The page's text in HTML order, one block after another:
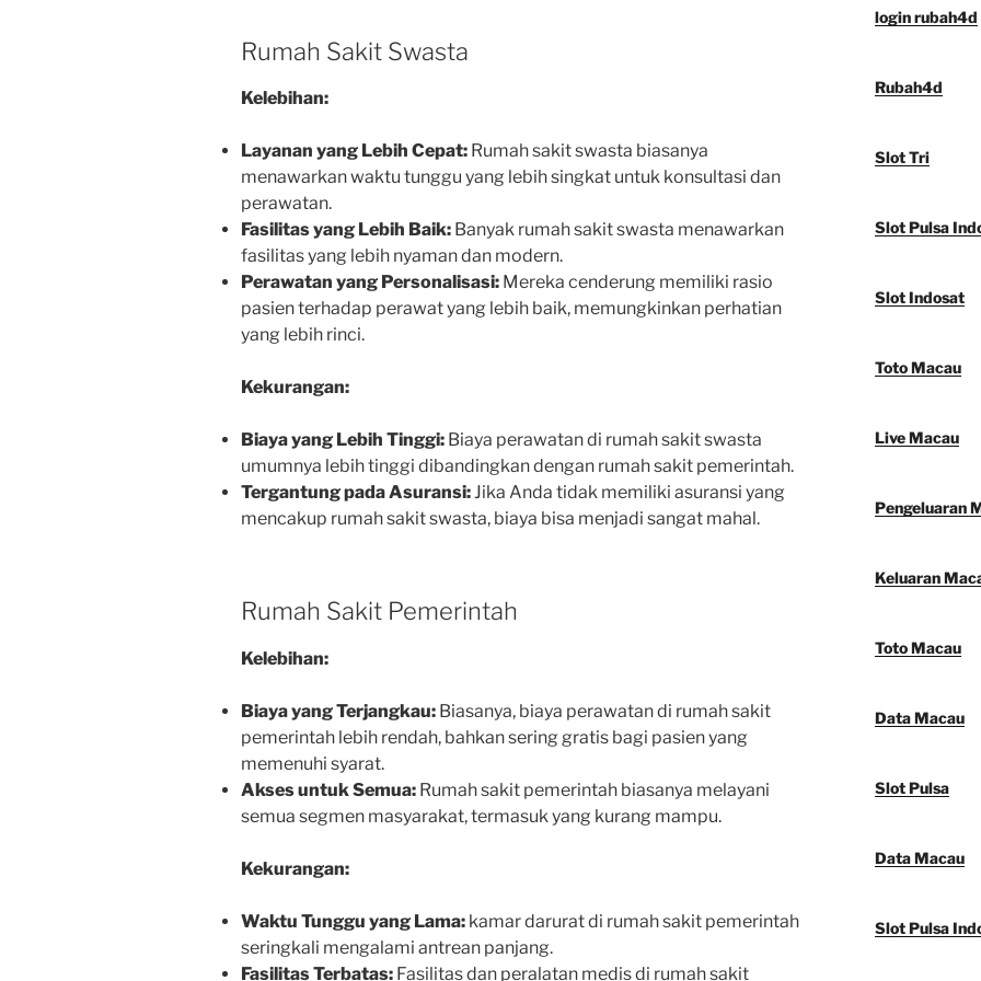
Rumah Sakit Swasta
Kelebihan:
Layanan yang Lebih Cepat: Rumah sakit swasta biasanya
menawarkan waktu tunggu yang lebih singkat untuk konsultasi dan
perawatan.
Fasilitas yang Lebih Baik: Banyak rumah sakit swasta menawarkan
fasilitas yang lebih nyaman dan modern.
Perawatan yang Personalisasi: Mereka cenderung memiliki rasio
pasien terhadap perawat yang lebih baik, memungkinkan perhatian
yang lebih rinci.
Kekurangan:
Biaya yang Lebih Tinggi: Biaya perawatan di rumah sakit swasta
umumnya lebih tinggi dibandingkan dengan rumah sakit pemerintah.
Tergantung pada Asuransi:Jika Anda tidak memiliki asuransi yang
mencakup rumah sakit swasta, biaya bisa menjadi sangat mahal.
Rumah Sakit Pemerintah
Kelebihan:
Biaya yang Terjangkau: Biasanya, biaya perawatan di rumah sakit
pemerintah lebih rendah, bahkan sering gratis bagi pasien yang
memenuhi syarat.
Akses untuk Semua: Rumah sakit pemerintah biasanya melayani
semua segmen masyarakat, termasuk yang kurang mampu.
Kekurangan:
Waktu Tunggu yang Lama: kamar darurat di rumah sakit pemerintah
seringkali mengalami antrean panjang.
Fasilitas Terbatas: Fasilitas dan peralatan medis di rumah sakit
login rubah4d
Rubah4d
Slot Tri
Slot Pulsa
Slot Indosat
Toto Macau
Live Macau
Pengeluaran
Keluaran
Toto Macau
Data Macau
Slot Pulsa
Data Macau
Slot Pulsa